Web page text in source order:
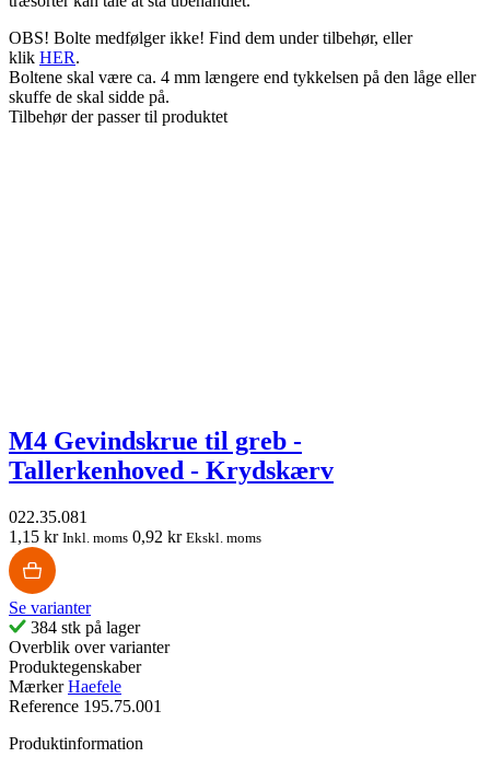
OBS! Bolte medfølger ikke! Find dem under tilbehør, eller
klik HER.
Boltene skal være ca. 4 mm længere end tykkelsen på den låge eller
skuffe de skal sidde på.
Tilbehør der passer til produktet
M4 Gevindskrue til greb -
Tallerkenhoved - Krydskærv
022.35.081
1,15 kr Inkl. moms 0,92 kr Ekskl. moms
Se varianter
384 stk på lager
Overblik over varianter
Produktegenskaber
Mærker Haefele
Reference 195.75.001
Produktinformation